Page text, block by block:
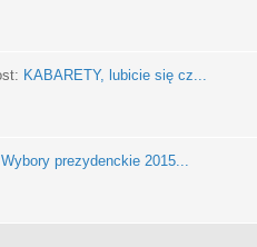
KABARETY, lubicie się cz...
Wybory prezydenckie 2015...